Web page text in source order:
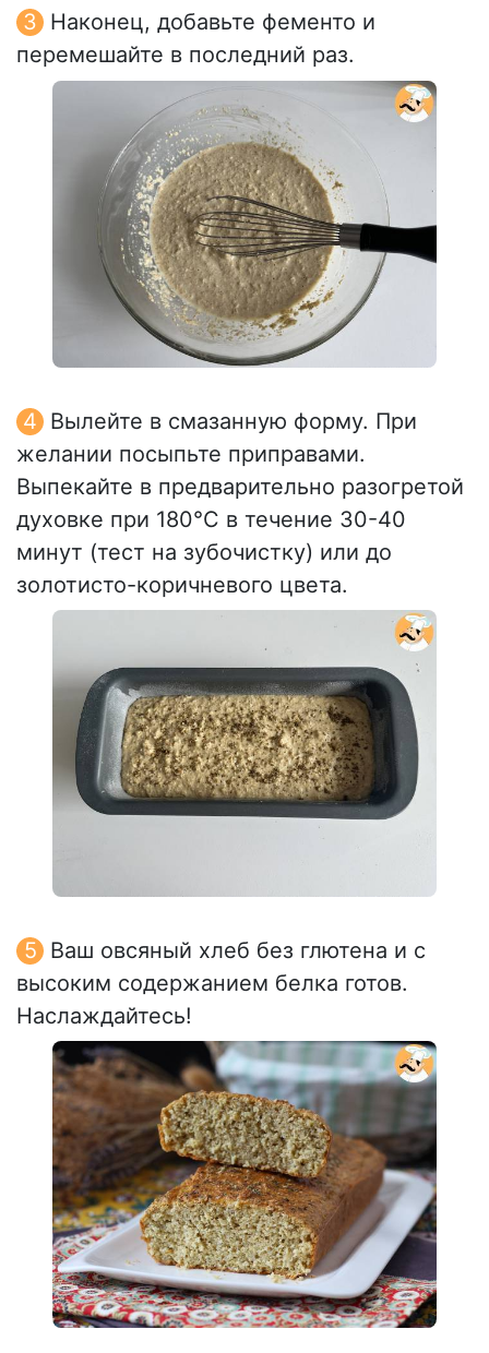
Наконец, добавьте фементо и
перемешайте в последний раз.
Вылейте в смазанную форму. При
желании посыпьте приправами.
Выпекайте в предварительно разогретой
духовке при 180°C в течение 30-40
минут (тест на зубочистку) или до
золотисто-коричневого цвета.
Ваш овсяный хлеб без глютена и с
высоким содержанием белка готов.
Наслаждайтесь!